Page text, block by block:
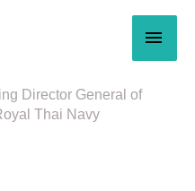
Director General of
Thai Navy